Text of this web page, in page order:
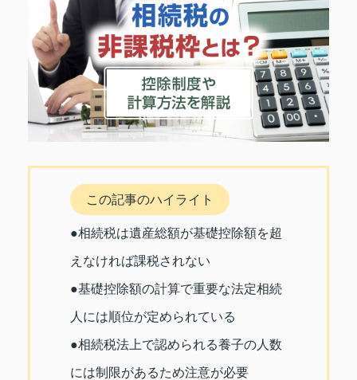
この記事のハイライト
●相続税は遺産総額が基礎控除額を超
えなければ課税されない
●基礎控除額の計算で重要な法定相続
人には順位が定められている
●相続税法上で認められる養子の人数
には制限があるため注意が必要